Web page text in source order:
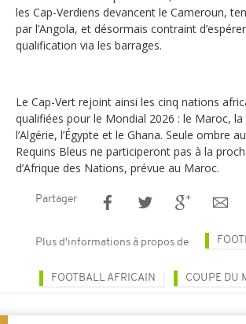
les Cap-Verdiens devancent le Cameroun,
par l’Angola, et désormais contraint
qualification via les barrages.
Le Cap-Vert rejoint ainsi les cinq nations
qualifiées pour le Mondial 2026 : le Maroc, la
l’Algérie, l’Égypte et le Ghana. Seule ombre
Requins Bleus ne participeront pas à la
d’Afrique des Nations, prévue au Maroc.
Partager
Plus d'informations à propos de
FOOTBALL AFRICAIN COUPE DU